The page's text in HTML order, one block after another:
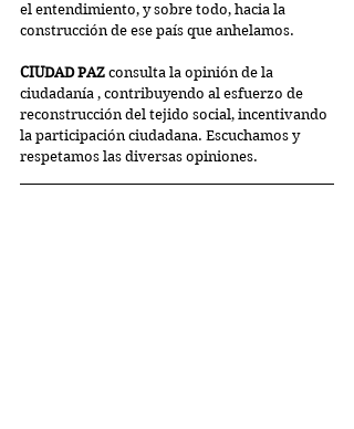
el entendimiento, y sobre todo, hacia la
construcción de ese país que anhelamos.
CIUDAD PAZ consulta la opinión de la
ciudadanía , contribuyendo al esfuerzo de
reconstrucción del tejido social, incentivando
la participación ciudadana. Escuchamos y
respetamos las diversas opiniones.